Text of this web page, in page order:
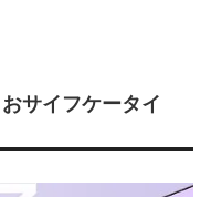
サイフケータイ